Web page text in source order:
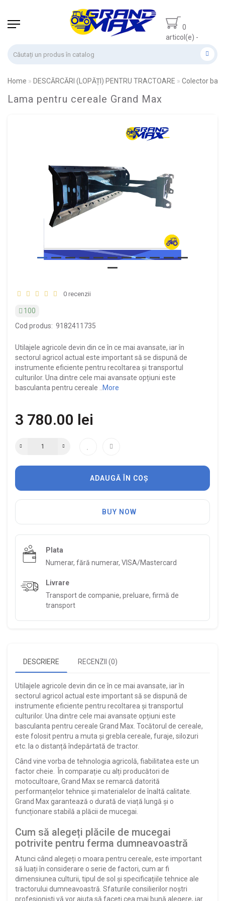
0
articol(e) -
Home DESCĂRCĂRI (LOPĂȚI) PENTRU TRACTOARE Colector
Lama pentru cereale Grand Max
0 recenzii
100
Cod produs: 9182411735
Utilajele agricole devin din ce în ce mai avansate, iar în
sectorul agricol actual este important să se dispună de
instrumente eficiente pentru recoltarea și transportul
culturilor. Una dintre cele mai avansate opțiuni este
basculanta pentru cereale ..
More
3 780.00 lei
ADAUGĂ ÎN COȘ
BUY NOW
Plata
Numerar, fără numerar, VISA/Mastercard
Livrare
Transport de companie, preluare, firmă de
transport
DESCRIERE RECENZII (0)
Utilajele agricole devin din ce în ce mai avansate, iar în
sectorul agricol actual este important să se dispună de
instrumente eficiente pentru recoltarea și transportul
culturilor. Una dintre cele mai avansate opțiuni este
basculanta pentru cereale Grand Max. Tocătorul de cereale,
este folosit pentru a muta și grebla cereale, furaje, silozuri
etc. la o distanță îndepărtată de tractor.
Când vine vorba de tehnologia agricolă, fiabilitatea este un
factor cheie. În comparație cu alți producători de
motocultoare, Grand Max se remarcă datorită
performanțelor tehnice și materialelor de înaltă calitate.
Grand Max garantează o durată de viață lungă și o
funcționare stabilă a plăcii de mucegai.
Cum să alegeți plăcile de mucegai
potrivite pentru ferma dumneavoastră
Atunci când alegeți o moara pentru cereale, este important
să luați în considerare o serie de factori, cum ar fi
dimensiunea culturii, tipul de sol și specificațiile tehnice ale
tractorului dumneavoastră. Sfaturile consilierilor noștri
profesioniști vă vor ajuta să faceți cea mai bună alegere, iar